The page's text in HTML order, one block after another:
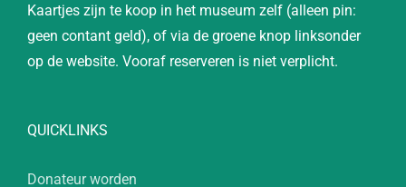
Kaartjes zijn te koop in het museum zelf (alleen pin:
geen contant geld), of via de groene knop linksonder
op de website. Vooraf reserveren is niet verplicht.
QUICKLINKS
Donateur worden